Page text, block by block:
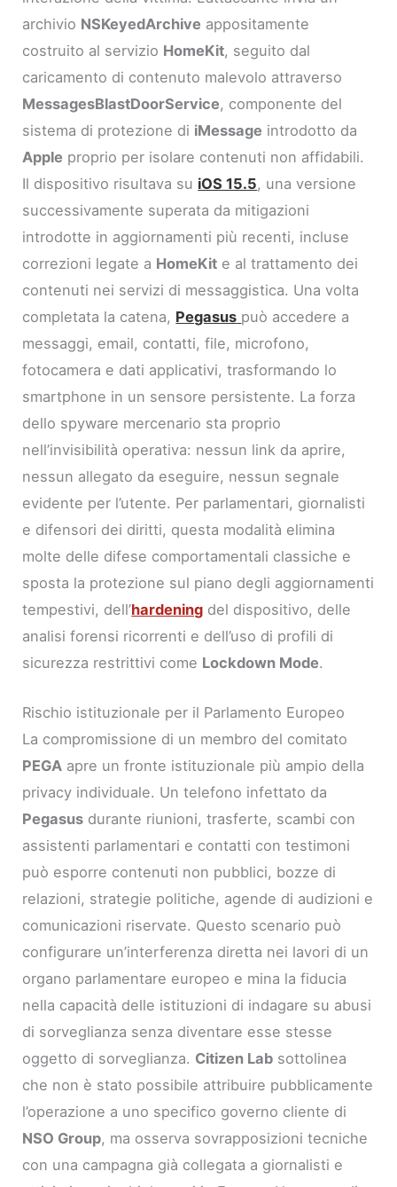
archivio NSKeyedArchive appositamente
costruito al servizio HomeKit, seguito dal
caricamento di contenuto malevolo attraverso
MessagesBlastDoorService, componente del
sistema di protezione di iMessage introdotto da
Apple proprio per isolare contenuti non affidabili.
Il dispositivo risultava su iOS 15.5, una versione
successivamente superata da mitigazioni
introdotte in aggiornamenti più recenti, incluse
correzioni legate a HomeKit e al trattamento dei
contenuti nei servizi di messaggistica. Una volta
completata la catena, Pegasus può accedere a
messaggi, email, contatti, file, microfono,
fotocamera e dati applicativi, trasformando lo
smartphone in un sensore persistente. La forza
dello spyware mercenario sta proprio
nell’invisibilità operativa: nessun link da aprire,
nessun allegato da eseguire, nessun segnale
evidente per l’utente. Per parlamentari, giornalisti
e difensori dei diritti, questa modalità elimina
molte delle difese comportamentali classiche e
sposta la protezione sul piano degli aggiornamenti
tempestivi, dell’hardening del dispositivo, delle
analisi forensi ricorrenti e dell’uso di profili di
sicurezza restrittivi come Lockdown Mode.
Rischio istituzionale per il Parlamento Europeo
La compromissione di un membro del comitato
PEGA apre un fronte istituzionale più ampio della
privacy individuale. Un telefono infettato da
Pegasus durante riunioni, trasferte, scambi con
assistenti parlamentari e contatti con testimoni
può esporre contenuti non pubblici, bozze di
relazioni, strategie politiche, agende di audizioni e
comunicazioni riservate. Questo scenario può
configurare un’interferenza diretta nei lavori di un
organo parlamentare europeo e mina la fiducia
nella capacità delle istituzioni di indagare su abusi
di sorveglianza senza diventare esse stesse
oggetto di sorveglianza. Citizen Lab sottolinea
che non è stato possibile attribuire pubblicamente
l’operazione a uno specifico governo cliente di
NSO Group, ma osserva sovrapposizioni tecniche
con una campagna già collegata a giornalisti e